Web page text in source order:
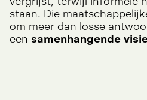
staan. Die
om meer dan losse
een samenhangende